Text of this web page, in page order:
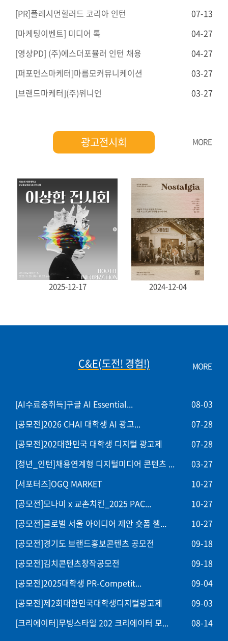
[PR]플레시먼힐러드 코리아 인턴
07-13
[마케팅이벤트] 미디어 톡
04-27
[영상PD] (주)에스더포뮬러 인턴 채용
04-27
[퍼포먼스마케터]마름모커뮤니케이션
03-27
[브랜드마케터](주)위니언
03-27
광고전시회
2025-12-17 2024-12-04
MORE
C&E(도전! 경험!)
[AI수료증취득]구글 AI Essential...
08-03
[공모전]2026 CHAI 대학생 AI 광고...
07-28
[공모전]202대한민국 대학생 디지털 광고제
07-28
[청년_인턴]채용연계형 디지털미디어 콘텐츠 ...
03-27
[서포터즈]OGQ MARKET
10-27
[공모전]모나미 x 교촌치킨_2025 PAC...
10-27
[공모전]글로벌 서울 아이디어 제안 숏폼 챌...
10-27
[공모전]경기도 브랜드홍보콘텐츠 공모전
09-18
[공모전]김치콘텐츠창작공모전
09-18
[공모전]2025대학생 PR-Competit...
09-04
[공모전]제2회대한민국대학생디지털광고제
09-03
[크리에이터]무빙스타일 202 크리에이터 모...
08-14
MORE